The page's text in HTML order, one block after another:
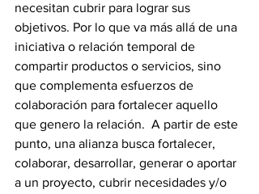
necesitan cubrir para lograr sus
objetivos. Por lo que va más allá de una
iniciativa o relación temporal de
compartir productos o servicios, sino
que complementa esfuerzos de
colaboración para fortalecer aquello
que genero la relación.  A partir de este
punto, una alianza busca fortalecer,
colaborar, desarrollar, generar o aportar
a un proyecto, cubrir necesidades y/o